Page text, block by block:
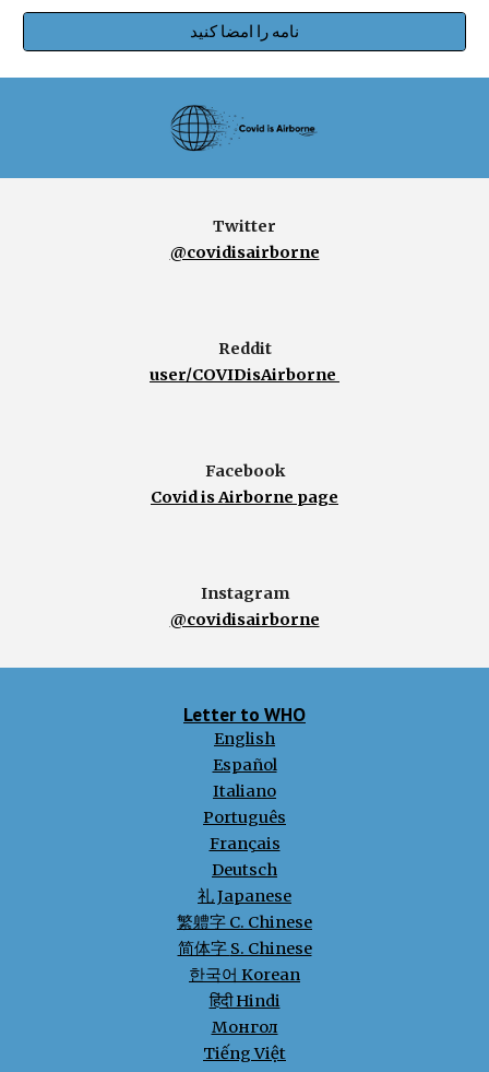
نامه را امضا کنید
Twitter
@covidisairborne
Reddit
user/COVIDisAirborne
Facebook
Covid is Airborne page
Instagram
@covidisairborne
Letter to WHO
English
Español
Italiano
Português
Français
Deutsch
礼 Japanese
繁軆字 C. Chinese
简体字 S. Chinese
한국어 Korean
हिंदी Hindi
Монгол
Tiếng Việt